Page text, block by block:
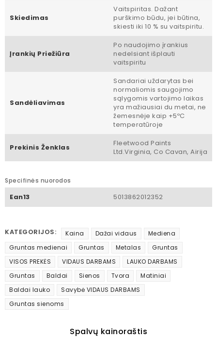
Skiedimas
Vaitspiritas. Dažant
purškimo būdu, jei būtina,
skiesti iki 10 % su vaitspiritu.
Įrankių Priežiūra
Po naudojimo įrankius
nedelsiant išplauti
vaitspiritu
Sandėliavimas
Sandariai uždarytas bei
normaliomis saugojimo
sąlygomis vartojimo laikas
yra mažiausiai du metai, ne
žemesnėje kaip +5ºC
temperatūroje
Prekinis Ženklas
Fleetwood Paints
Ltd.Virginia, Co Cavan, Airija
Specifinės nuorodos
Ean13 5013862012352
KATEGORIJOS: Kaina Dažai vidaus
Mediena
Gruntas medienai
Gruntas Metalas
Gruntas
VISOS PREKĖS
VIDAUS DARBAMS
LAUKO DARBAMS
Gruntas
Baldai Sienos Tvora
Matiniai
Baldai lauko
Savybė VIDAUS DARBAMS
Gruntas sienoms
Spalvų kainoraštis